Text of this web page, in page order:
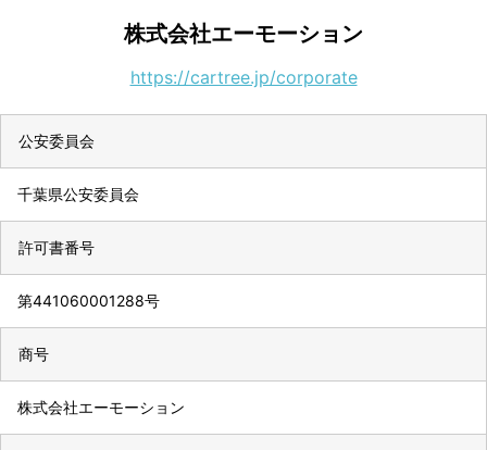
株式会社エーモーション
https://cartree.jp/corporate
公安委員会
千葉県公安委員会
許可書番号
第441060001288号
商号
株式会社エーモーション